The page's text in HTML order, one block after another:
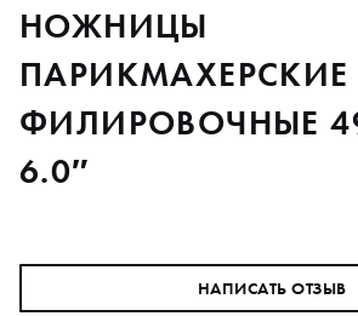
НОЖНИЦЫ
ПАРИКМАХЕРСКИЕ
ФИЛИРОВОЧНЫЕ
6.0″
НАПИСАТЬ ОТЗЫВ